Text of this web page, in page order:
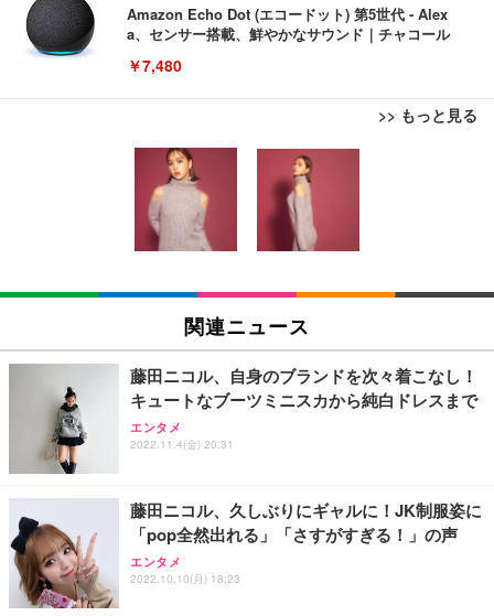
Amazon Echo Dot (エコードット) 第5世代 - Alex
a、センサー搭載、鮮やかなサウンド｜チャコール
￥7,480
>> もっと見る
[EdoErgo] オフィスチェア 椅子 テレワーク 疲れな
い 跳ね上げ式アームレスト コンパクト 約105度ロッ
キング pc 事務椅子 360度回転 座面昇降 強化ナイロ
ン樹脂ベース 通気性メッシュ 在宅ワーク H-WY01
(黒網+黒枠+黒足)
￥5,699
SIHOO B100 オフィスチェア／デスクチェア メッシ
ュチェア 人間工学 疲れない ブラック
￥27,999
Sezlife オフィスチェア デスクチェア 疲れない テレ
ワーク チェア 強化バックレスト 30度ロッキング機
能 人間工学 椅子 腰サポート 90度跳ね上げ式アーム
務用 おしゃれ パソコンチェア (ブラック)
Sezlife オフィスチェア デスクチェア 疲れない テレ
ワーク チェア 強化バックレスト 30度ロッキング機
能 人間工学 椅子 腰サポート 90度跳ね上げ式アーム
EIZO ビジネス向けプレミアムモニター | FlexScan
EV3240X-WT | 31.5型4K UHD・USB Type-C・ホワ
イト
￥105,595
EIZO ビジネス向けプレミアムモニター | FlexScan
￥109,572
【純正品】27"ゲーミングモニター DualSense 充電
フック付き（CFI-ZDM1J）
【整備済み品】Dell E2724HS 27インチ 液晶モニタ
ー フルHD（1920×1080）VA 非光沢 HDMI/DisplayP
ort/VGA スピーカー内蔵 高さ調整 スイベル VESA対
Amazonベーシック ペットシーツ 薄型 レギュラー 1
回使い捨て 無香料 ホワイト 300枚
￥3,373
Amazonベーシック ペットシーツ 厚型 ワイド 42枚
x2袋(84枚) ホワイト(吸収面:ライトブルー)
￥3,234
ネオ・ルーライフ ネオ・オムツ L 中型犬用 26枚入
り 単品
Smart Basic(スマートベーシック) 【Amazon.co.jp
限定】 Smart Basic アイリスオーヤマ ペットシーツ
超厚型 お徳用 ワイド 100枚入 (x 1) (ケース販売)
関連ニュース
藤田ニコル、自身のブランドを次々着こなし！
キュートなブーツミニスカから純白ドレスまで
エンタメ
2022.11.4(金) 20:31
藤田ニコル、久しぶりにギャルに！JK制服姿に
「pop全然出れる」「さすがすぎる！」の声
エンタメ
2022.10.10(月) 18:23